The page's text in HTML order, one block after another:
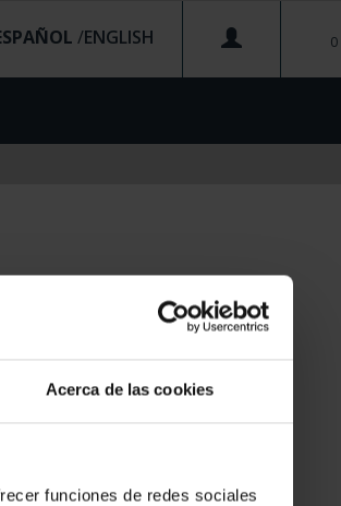
Acerca de las cookies
funciones de redes sociales
0
/